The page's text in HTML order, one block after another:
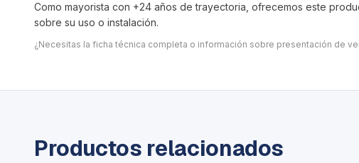
Como mayorista con +24 años de trayectoria, ofrecemos este
sobre su uso o instalación.
¿Necesitas la ficha técnica completa o información sobre presentación de
Productos relacionados